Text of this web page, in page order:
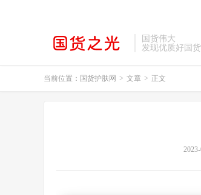
国货伟大
发现优质好国货
当前位置： 国货护肤网 > 文章 > 正文